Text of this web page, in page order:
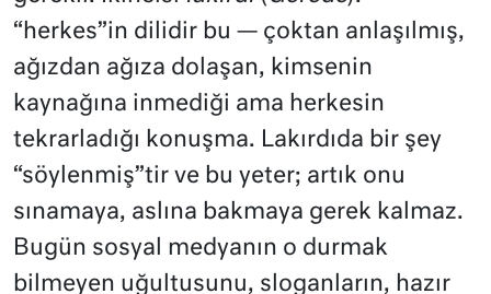
“herkes”in dilidir bu — çoktan anlaşılmış,
ağızdan ağıza dolaşan, kimsenin
kaynağına inmediği ama herkesin
tekrarladığı konuşma. Lakırdıda bir şey
“söylenmiş”tir ve bu yeter; artık onu
sınamaya, aslına bakmaya gerek kalmaz.
Bugün sosyal medyanın o durmak
bilmeyen uğultusunu, sloganların, hazır